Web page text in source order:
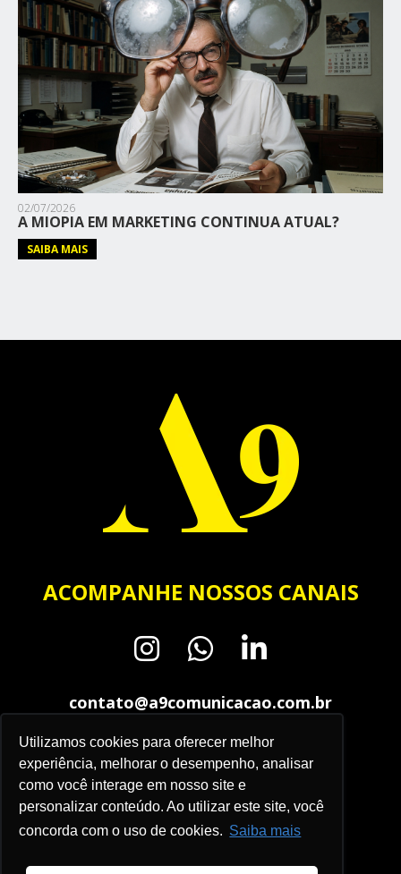
Utilizamos cookies para oferecer melhor
experiência, melhorar o desempenho, analisar
como você interage em nosso site e
personalizar conteúdo. Ao utilizar este site, você
concorda com o uso de cookies. Saiba mais
02/07/2026
A MIOPIA EM MARKETING CONTINUA ATUAL?
SAIBA MAIS
ACOMPANHE NOSSOS CANAIS
contato@a9comunicacao.com.br
2015 - 2026
São Paulo / SP
Todos os direitos reservados